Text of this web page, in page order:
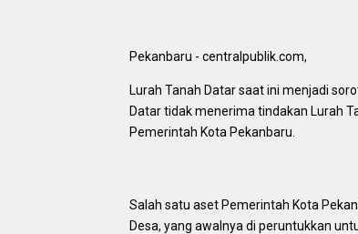
Pekanbaru - centralpublik.com,
Lurah Tanah Datar saat ini menjadi
Datar tidak menerima tindakan Lurah
Pemerintah Kota Pekanbaru.
Salah satu aset Pemerintah Kota
Desa, yang awalnya di peruntukkan